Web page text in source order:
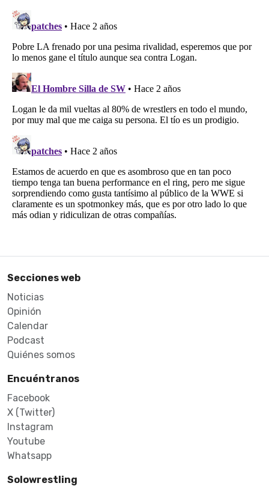
Secciones web
Noticias
Opinión
Calendar
Podcast
Quiénes somos
Encuéntranos
Facebook
X (Twitter)
Instagram
Youtube
Whatsapp
Solowrestling